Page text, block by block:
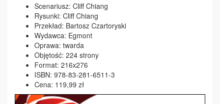
Scenariusz: Cliff Chiang
Rysunki: Cliff Chiang
Przekład: Bartosz Czartoryski
Wydawca: Egmont
Oprawa: twarda
Objętość: 224 strony
Format: 216x276
ISBN: 978-83-281-6511-3
Cena: 119,99 zł